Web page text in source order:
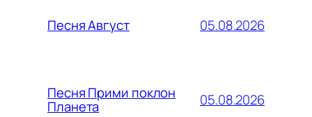
Песня Август 05.08.2026
Песня Прими поклон
Планета 05.08.2026